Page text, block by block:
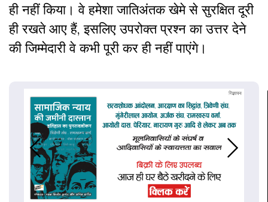
ही नहीं किया। वे हमेशा जातिअंतक खेमे से सुरक्षित दूरी
ही रखते आए हैं, इसलिए उपरोक्त प्रश्न का उत्तर देने
की जिम्मेदारी वे कभी पूरी कर ही नहीं पाएंगे।